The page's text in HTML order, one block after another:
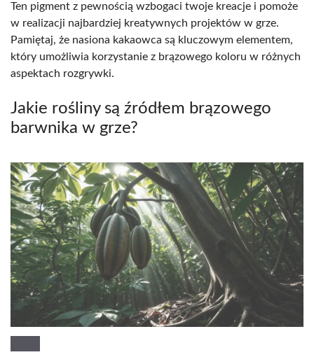
Ten pigment z pewnością wzbogaci twoje kreacje i pomoże
w realizacji najbardziej kreatywnych projektów w grze.
Pamiętaj, że nasiona kakaowca są kluczowym elementem,
który umożliwia korzystanie z brązowego koloru w różnych
aspektach rozgrywki.
Jakie rośliny są źródłem brązowego
barwnika w grze?